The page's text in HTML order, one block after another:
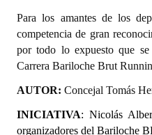
Para los amantes de los
competencia de gran
por todo lo expuesto que
Carrera Bariloche Brut
AUTOR: Concejal Tomás
INICIATIVA: Nicolás
organizadores del Bariloche